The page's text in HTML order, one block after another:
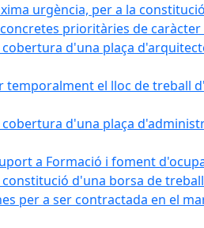
urgència, per a la
prioritàries de
d'una plaça
temporalment el lloc de treball
cobertura d'una plaça
a Formació i foment
d'una borsa de
per a ser contractada en el